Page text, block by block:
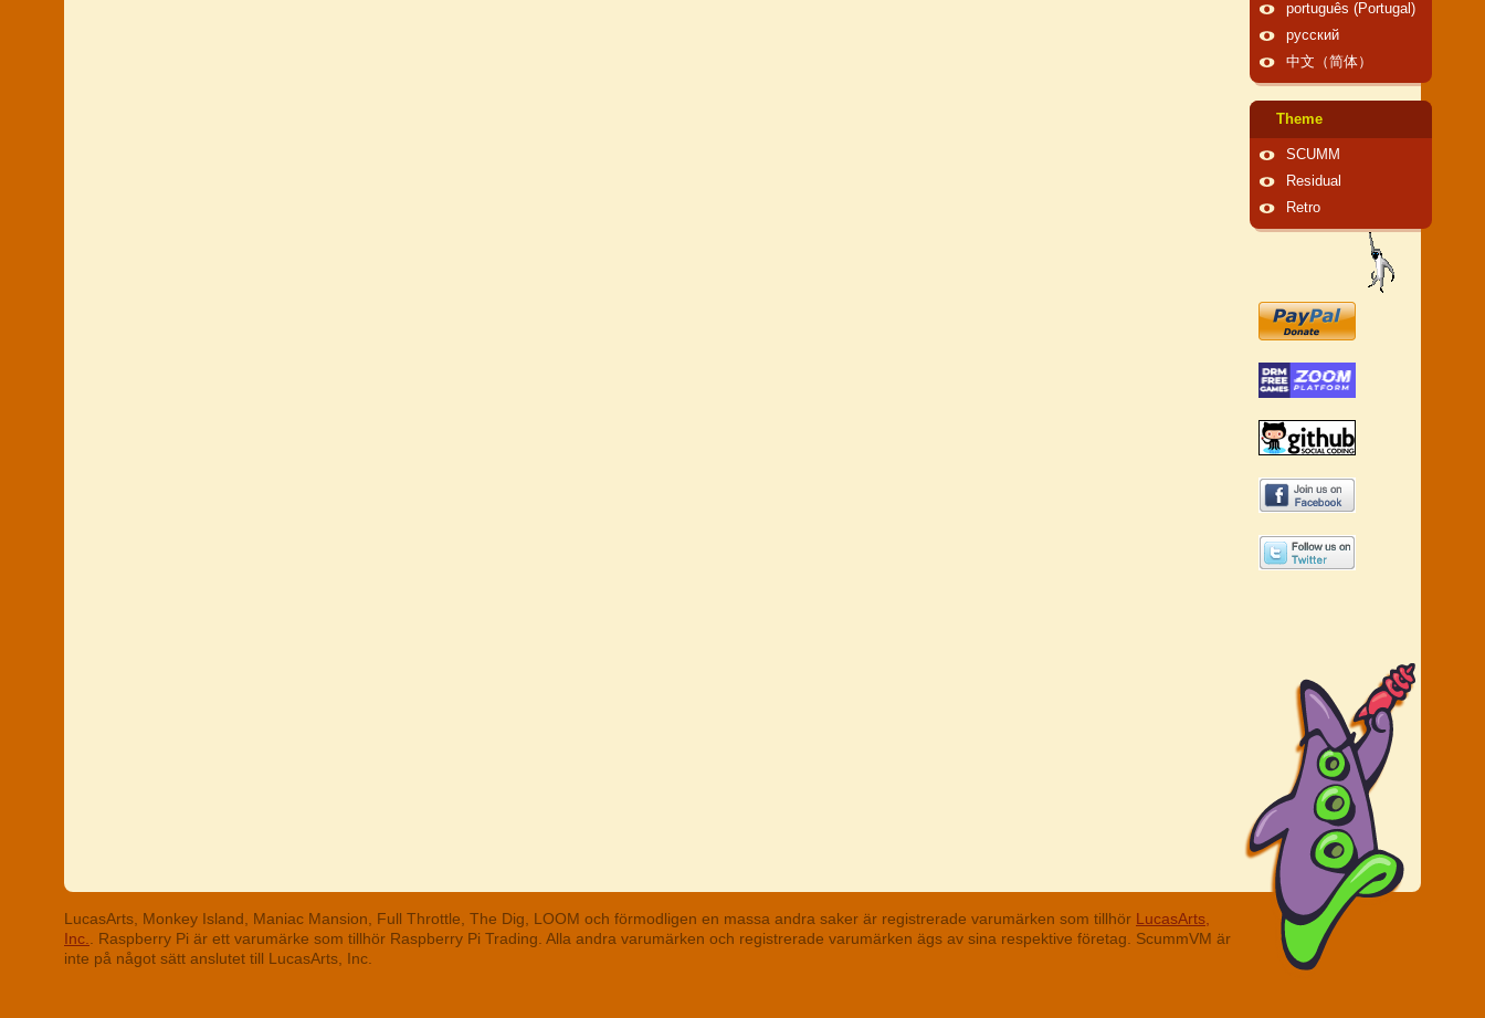
português (Portugal)
русский
中文（简体）
Theme
SCUMM
Residual
Retro
LucasArts, Monkey Island, Maniac Mansion, Full Throttle, The Dig, LOOM och förmodligen en massa andra saker är registrerade varumärken som tillhör LucasArts,
Inc.
. Raspberry Pi är ett varumärke som tillhör Raspberry Pi Trading. Alla andra varumärken och registrerade varumärken ägs av sina respektive företag. ScummVM är
inte på något sätt anslutet till LucasArts, Inc.